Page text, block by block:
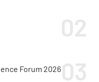
Forum 2026